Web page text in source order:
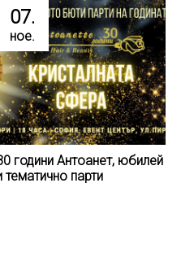
07.
ное.
години Антоанет, юбилей
тематично парти